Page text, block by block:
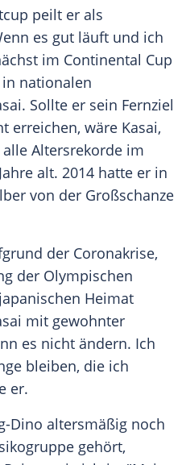
peilt er als
es gut läuft und ich
im Continental Cup
nationalen
. Sollte er sein Fernziel
erreichen, wäre Kasai,
Altersrekorde im
alt. 2014 hatte er in
von der Großschanze
der Coronakrise,
der Olympischen
Heimat
mit gewohnter
es nicht ändern. Ich
bleiben, die ich
er.
Dino altersmäßig noch
gehört,